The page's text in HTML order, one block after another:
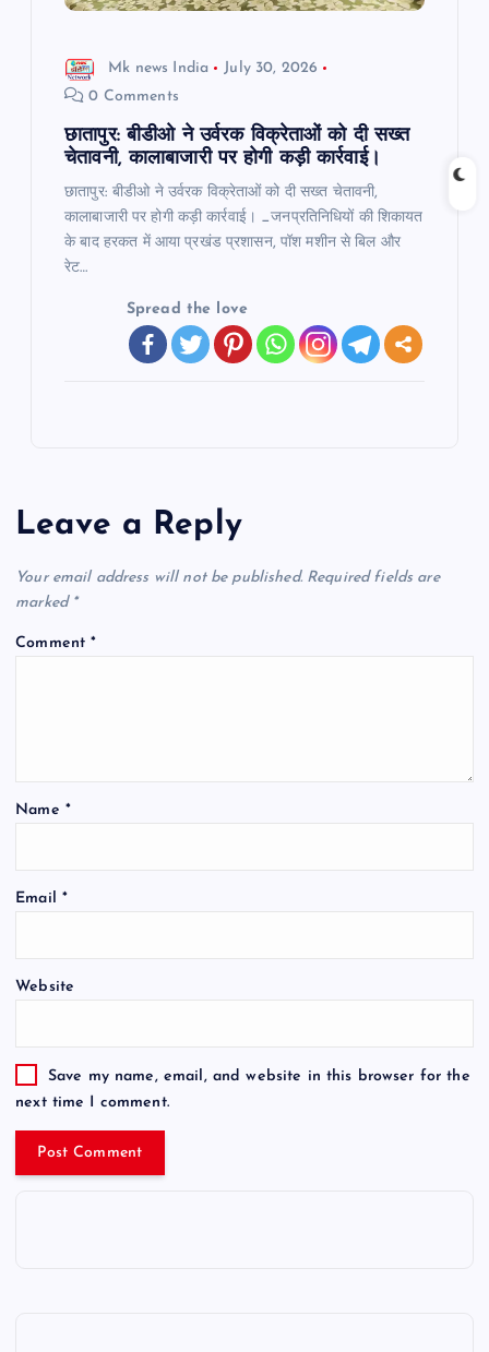
Mk news India
July 30, 2026
0 Comments
छातापुर: बीडीओ ने उर्वरक विक्रेताओं को दी सख्त
चेतावनी, कालाबाजारी पर होगी कड़ी कार्रवाई।
छातापुर: बीडीओ ने उर्वरक विक्रेताओं को दी सख्त चेतावनी,
कालाबाजारी पर होगी कड़ी कार्रवाई। _जनप्रतिनिधियों की शिकायत
के बाद हरकत में आया प्रखंड प्रशासन, पॉश मशीन से बिल और
रेट…
Spread the love
Leave a Reply
Your email address will not be published. Required fields are
marked *
Comment*
Name *
Email *
Website
Save my name, email, and website in this browser for the
next time I comment.